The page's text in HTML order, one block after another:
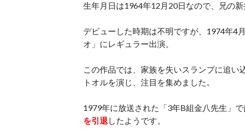
生年月日は1964年12月20日なので、兄の
デビューした時期は不明ですが、1974年4
オ」にレギュラー出演。
この作品では、家族を失いスランプに追い
トオルを演じ、注目を集めました。
1979年に放送された「3年B組金八先生」で
を引退 したようです。